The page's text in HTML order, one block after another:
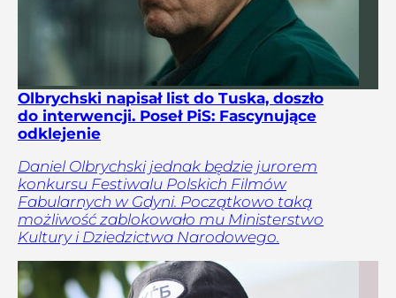
Olbrychski napisał list do Tuska, doszło
do interwencji. Poseł PiS: Fascynujące
odklejenie
Daniel Olbrychski jednak będzie jurorem
konkursu Festiwalu Polskich Filmów
Fabularnych w Gdyni. Początkowo taką
możliwość zablokowało mu Ministerstwo
Kultury i Dziedzictwa Narodowego.